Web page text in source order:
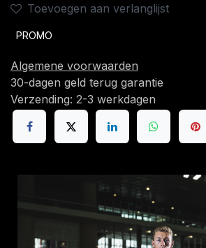
Toevoegen aan verlanglijst
PROMO
Algemene voorwaarden
30-dagen geld terug garantie
Verzending: 2-3 werkdagen